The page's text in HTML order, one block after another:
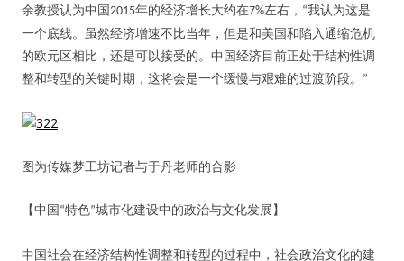
余教授认为中国2015年的经济增长大约在7%左右， “我认为这是
一个底线。虽然经济增速不比当年，但是和美国和陷入通缩危机
的欧元区相比，还是可以接受的。中国经济目前正处于结构性调
整和转型的关键时期，这将会是一个缓慢与艰难的过渡阶段。 ”
图为传媒梦工坊记者与于丹老师的合影
【中国“特色”城市化建设中的政治与文化发展】
中国社会在经济结构性调整和转型的过程中，社会政治文化的建